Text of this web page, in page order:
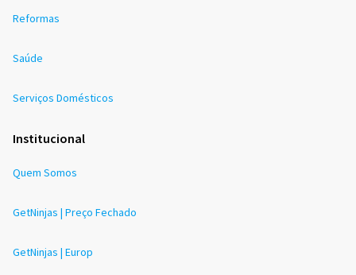
Reformas
Saúde
Serviços Domésticos
Institucional
Quem Somos
GetNinjas | Preço Fechado
GetNinjas | Europ